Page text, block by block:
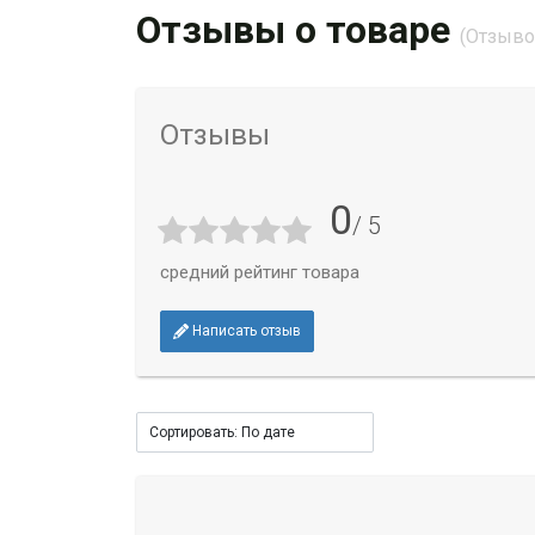
Отзывы о товаре
Отзывы
0/ 5
средний рейтинг товара
Написать отзыв